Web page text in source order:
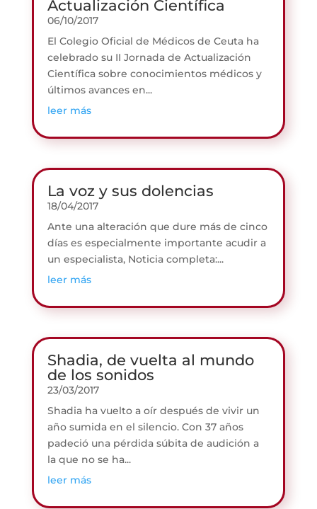
Actualización Científica
06/10/2017
El Colegio Oficial de Médicos de Ceuta ha
celebrado su II Jornada de Actualización
Científica sobre conocimientos médicos y
últimos avances en...
leer más
La voz y sus dolencias
18/04/2017
Ante una alteración que dure más de cinco
días es especialmente importante acudir a
un especialista, Noticia completa:...
leer más
Shadia, de vuelta al mundo
de los sonidos
23/03/2017
Shadia ha vuelto a oír después de vivir un
año sumida en el silencio. Con 37 años
padeció una pérdida súbita de audición a
la que no se ha...
leer más